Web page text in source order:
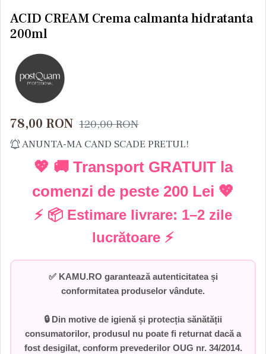
ACID CREAM Crema calmanta hidratanta
200ml
78,00 RON 120,00RON
ANUNTA-MA CAND SCADE PRETUL!
💖 🚚 Transport GRATUIT la
comenzi de peste 200 Lei 💖
⚡ 📦 Estimare livrare: 1–2 zile
lucrătoare ⚡
✅ KAMU.RO garantează autenticitatea și
conformitatea produselor vândute.
🔒 Din motive de igienă și protecția sănătății
consumatorilor, produsul nu poate fi returnat dacă a
fost desigilat, conform prevederilor OUG nr. 34/2014.